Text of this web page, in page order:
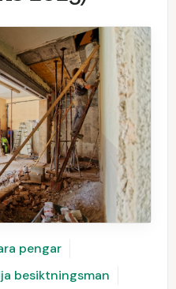
pengar
besiktningsman